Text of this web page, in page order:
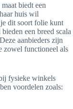
biedt een
huis wil
dit soort folie kunt
een breed scala
aanbieders zijn
zowel functioneel als
fysieke winkels
voordelen zoals: